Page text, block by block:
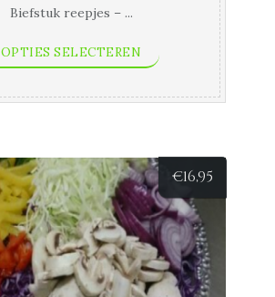
Biefstuk reepjes – ...
OPTIES SELECTEREN
€16,95